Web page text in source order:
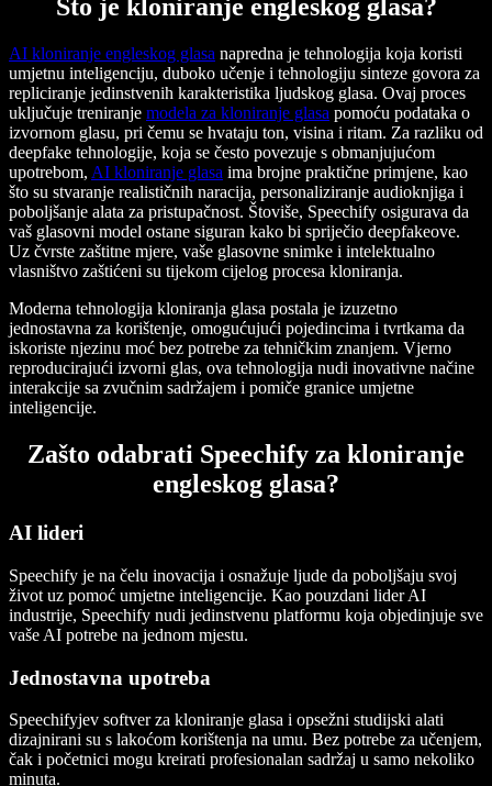
Što je kloniranje engleskog glasa?
AI kloniranje engleskog glasa napredna je tehnologija koja koristi
umjetnu inteligenciju, duboko učenje i tehnologiju sinteze govora za
repliciranje jedinstvenih karakteristika ljudskog glasa. Ovaj proces
uključuje treniranje modela za kloniranje glasa pomoću podataka o
izvornom glasu, pri čemu se hvataju ton, visina i ritam. Za razliku od
deepfake tehnologije, koja se često povezuje s obmanjujućom
upotrebom, AI kloniranje glasa ima brojne praktične primjene, kao
što su stvaranje realističnih naracija, personaliziranje audioknjiga i
poboljšanje alata za pristupačnost. Štoviše, Speechify osigurava da
vaš glasovni model ostane siguran kako bi spriječio deepfakeove.
Uz čvrste zaštitne mjere, vaše glasovne snimke i intelektualno
vlasništvo zaštićeni su tijekom cijelog procesa kloniranja.
Moderna tehnologija kloniranja glasa postala je izuzetno
jednostavna za korištenje, omogućujući pojedincima i tvrtkama da
iskoriste njezinu moć bez potrebe za tehničkim znanjem. Vjerno
reproducirajući izvorni glas, ova tehnologija nudi inovativne načine
interakcije sa zvučnim sadržajem i pomiče granice umjetne
inteligencije.
Zašto odabrati Speechify za kloniranje
engleskog glasa?
AI lideri
Speechify je na čelu inovacija i osnažuje ljude da poboljšaju svoj
život uz pomoć umjetne inteligencije. Kao pouzdani lider AI
industrije, Speechify nudi jedinstvenu platformu koja objedinjuje sve
vaše AI potrebe na jednom mjestu.
Jednostavna upotreba
Speechifyjev softver za kloniranje glasa i opsežni studijski alati
dizajnirani su s lakoćom korištenja na umu. Bez potrebe za učenjem,
čak i početnici mogu kreirati profesionalan sadržaj u samo nekoliko
minuta.